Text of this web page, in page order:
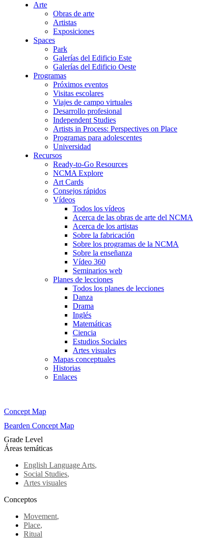
Arte
Obras de arte
Artistas
Exposiciones
Spaces
Park
Galerías del Edificio Este
Galerías del Edificio Oeste
Programas
Próximos eventos
Visitas escolares
Viajes de campo virtuales
Desarrollo profesional
Independent Studies
Artists in Process: Perspectives on Place
Programas para adolescentes
Universidad
Recursos
Ready-to-Go Resources
NCMA Explore
Art Cards
Consejos rápidos
Vídeos
Todos los vídeos
Acerca de las obras de arte del NCMA
Acerca de los artistas
Sobre la fabricación
Sobre los programas de la NCMA
Sobre la enseñanza
Vídeo 360
Seminarios web
Planes de lecciones
Todos los planes de lecciones
Danza
Drama
Inglés
Matemáticas
Ciencia
Estudios Sociales
Artes visuales
Mapas conceptuales
Historias
Enlaces
Concept Map
Bearden Concept Map
Grade Level
Áreas temáticas
English Language Arts,
Social Studies,
Artes visuales
Conceptos
Movement,
Place,
Ritual